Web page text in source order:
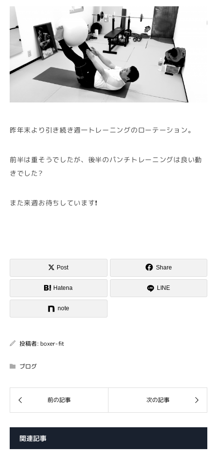
昨年末より引き続き週一トレーニングのローテーション。
前半は重そうでしたが、後半のパンチトレーニングは良い動
きでした?
また来週お待ちしています❗
Post Share
Hatena LINE
note
投稿者: boxer-fit
ブログ
関連記事